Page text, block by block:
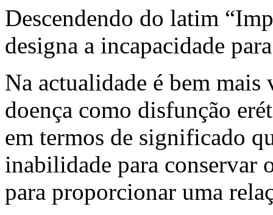
Descendendo do latim
designa a incapacidade
Na actualidade é bem
doença como disfunção
em termos de significado
inabilidade para conservar
para proporcionar uma